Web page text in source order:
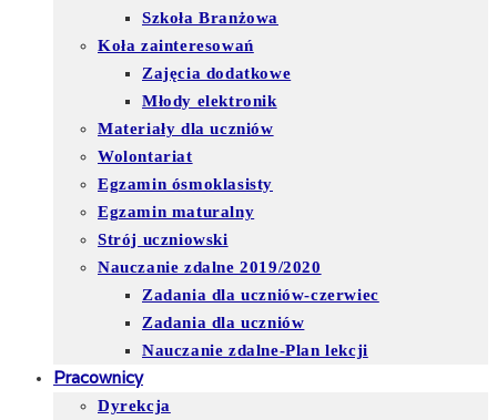
Szkoła Branżowa
Koła zainteresowań
Zajęcia dodatkowe
Młody elektronik
Materiały dla uczniów
Wolontariat
Egzamin ósmoklasisty
Egzamin maturalny
Strój uczniowski
Nauczanie zdalne 2019/2020
Zadania dla uczniów-czerwiec
Zadania dla uczniów
Nauczanie zdalne-Plan lekcji
Pracownicy
Dyrekcja